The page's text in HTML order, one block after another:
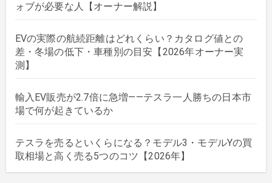
ォブが必要な人【オーナー解説】
EVの実際の航続距離はどれくらい？カタログ値との
差・冬場の低下・車種別の目安【2026年オーナー実
測】
輸入EV販売が2.7倍に急増——テスラ一人勝ちの日本市
場で何が起きているか
テスラを売るといくらになる？モデル3・モデルYの買
取相場と高く売る5つのコツ【2026年】